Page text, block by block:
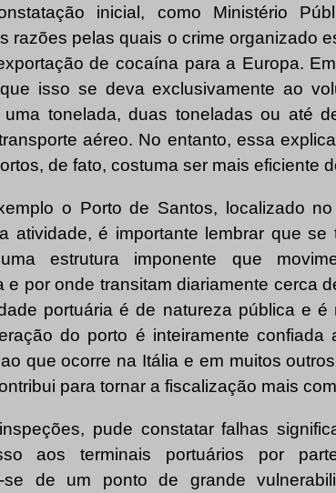
inicial, como Ministério
razões pelas quais o crime organizado
de cocaína para a Europa.
isso se deva exclusivamente ao
tonelada, duas toneladas ou até
aéreo. No entanto, essa
de fato, costuma ser mais eficiente
o Porto de Santos, localizado
atividade, é importante lembrar que se
estrutura imponente que
e por onde transitam diariamente cerca
portuária é de natureza pública e é
do porto é inteiramente confiada
que ocorre na Itália e em muitos
para tornar a fiscalização mais
pude constatar falhas
aos terminais portuários por
se de um ponto de grande